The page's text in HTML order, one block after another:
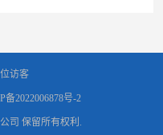
位访客
备2022006878号-2
司 保留所有权利.